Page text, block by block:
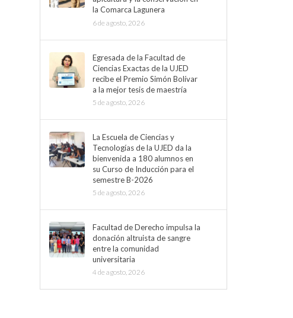
la Comarca Lagunera
6 de agosto, 2026
Egresada de la Facultad de
Ciencias Exactas de la UJED
recibe el Premio Simón Bolívar
a la mejor tesis de maestría
5 de agosto, 2026
La Escuela de Ciencias y
Tecnologías de la UJED da la
bienvenida a 180 alumnos en
su Curso de Inducción para el
semestre B-2026
5 de agosto, 2026
Facultad de Derecho impulsa la
donación altruista de sangre
entre la comunidad
universitaria
4 de agosto, 2026